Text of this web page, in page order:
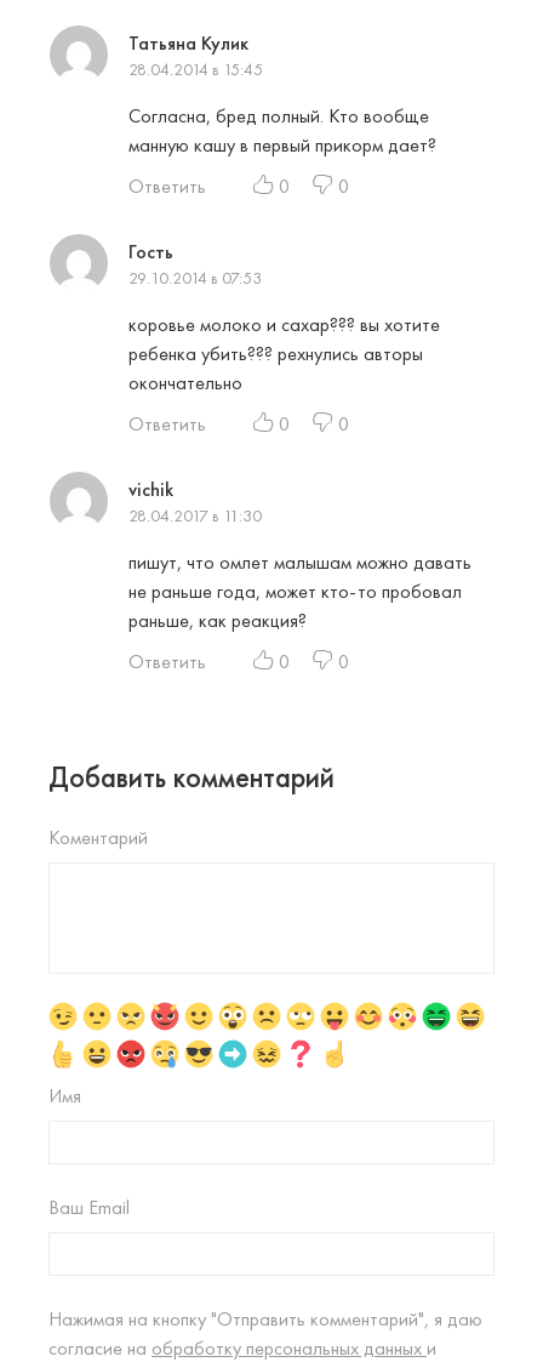
Татьяна Кулик
28.04.2014 в 15:45
Согласна, бред полный. Кто вообще
манную кашу в первый прикорм дает?
Ответить
0 0
Гость
29.10.2014 в 07:53
коровье молоко и сахар??? вы хотите
ребенка убить??? рехнулись авторы
окончательно
Ответить
0 0
vichik
28.04.2017 в 11:30
пишут, что омлет малышам можно давать
не раньше года, может кто-то пробовал
раньше, как реакция?
Ответить
0 0
Добавить комментарий
Коментарий
Имя
Ваш Email
Нажимая на кнопку "Отправить комментарий", я даю
согласие на обработку персональных данных и